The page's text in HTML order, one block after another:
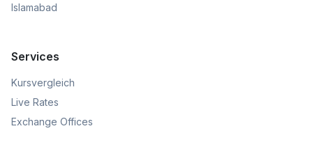
Islamabad
Services
Kursvergleich
Live Rates
Exchange Offices